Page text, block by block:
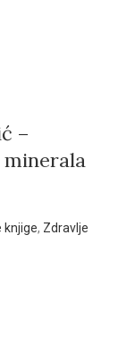
–
minerala
knjige, Zdravlje